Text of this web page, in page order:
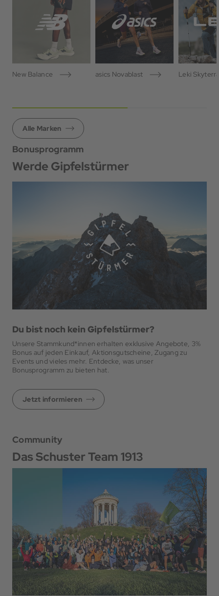
New Balance asics Novablast Leki
Alle Marken
Bonusprogramm
Werde Gipfelstürmer
Du bist noch kein Gipfelstürmer?
Unsere Stammkund*innen erhalten exklusive Angebote, 3%
Bonus auf jeden Einkauf, Aktionsgutscheine, Zugang zu
Events und vieles mehr. Entdecke, was unser
Bonusprogramm zu bieten hat.
Jetzt informieren
Community
Das Schuster Team 1913